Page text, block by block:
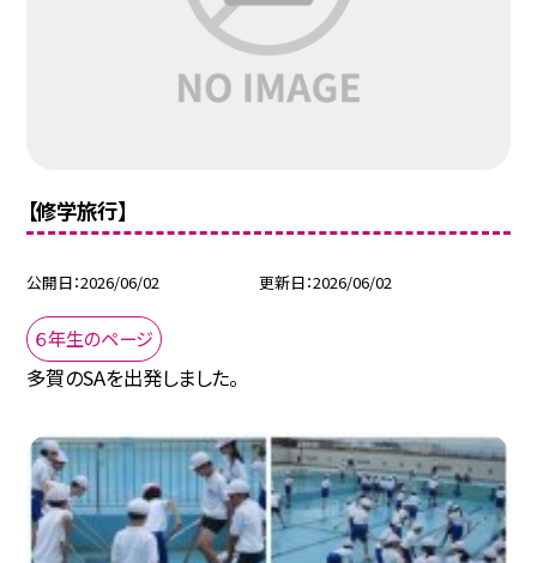
【修学旅行】
公開日 2026/06/02 更新日 2026/06/02
６年生のページ
多賀のSAを出発しました。